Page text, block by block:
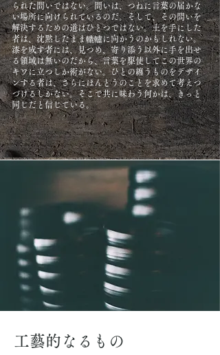
られた問いではない。問いは、つねに言葉の届かな
い場所に向けられているのだ。そして、その問いを
解決するための道はひとつではない。土を手にした
者は、沈黙したまま轆轤に向かうのかもしれない。
漆を成す者には、見つめ、寄り添う以外に手を出せ
る領域は無いのだから、言葉を駆使してこの世界の
キワに立つしか術がない。ひとの纏うものをデザイ
ンする者は、さらにほんとうのことを求めて考えつ
づけるしかない。そこで共に味わう何かは、きっと
同じだと信じている。
工藝的なるもの